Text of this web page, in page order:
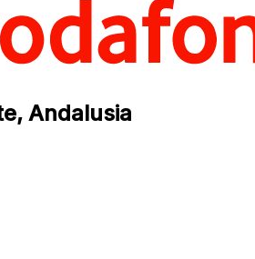
Andalusia